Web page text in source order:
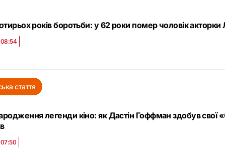
років боротьби: у 62 роки помер чоловік
08:54
стаття
легенди кіно: як Дастін Гоффман здобув свої